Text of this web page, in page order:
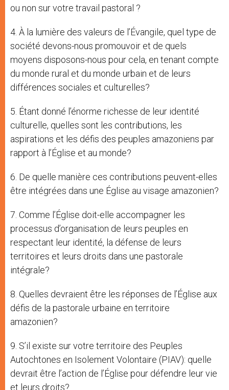
ou non sur votre travail pastoral ?
4. À la lumière des valeurs de l’Évangile, quel type de
société devons-nous promouvoir et de quels
moyens disposons-nous pour cela, en tenant compte
du monde rural et du monde urbain et de leurs
différences sociales et culturelles?
5. Étant donné l’énorme richesse de leur identité
culturelle, quelles sont les contributions, les
aspirations et les défis des peuples amazoniens par
rapport à l’Église et au monde?
6. De quelle manière ces contributions peuvent-elles
être intégrées dans une Église au visage amazonien?
7. Comme l’Église doit-elle accompagner les
processus d’organisation de leurs peuples en
respectant leur identité, la défense de leurs
territoires et leurs droits dans une pastorale
intégrale?
8. Quelles devraient être les réponses de l’Église aux
défis de la pastorale urbaine en territoire
amazonien?
9. S’il existe sur votre territoire des Peuples
Autochtones en Isolement Volontaire (PIAV): quelle
devrait être l’action de l’Église pour défendre leur vie
et leurs droits?